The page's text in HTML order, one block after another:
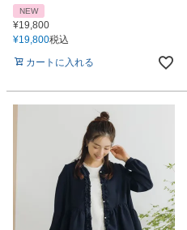
NEW
¥19,800
¥19,800税込
カートに入れる